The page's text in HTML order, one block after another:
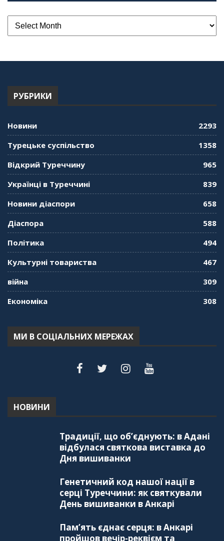
РУБРИКИ
Новини
2293
Турецьке суспільство
1358
Відкрий Туреччину
965
Українці в Туреччині
839
Новини діаспори
658
Діаспора
588
Політика
494
Культурні товариства
467
війна
309
Економіка
308
МИ В СОЦІАЛЬНИХ МЕРЕЖАХ
НОВИНИ
Традиції, що об’єднують: в Адані
відбулася святкова виставка до
Дня вишиванки
Генетичний код нашої нації в
серці Туреччини: як святкували
День вишиванки в Анкарі
Пам’ять єднає серця: в Анкарі
пройшов вечір-реквієм та